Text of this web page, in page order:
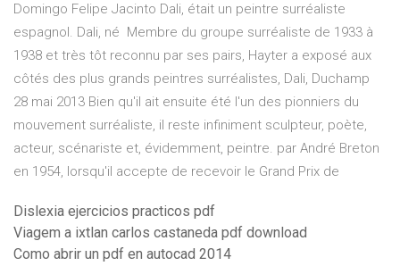
Domingo Felipe Jacinto Dali, était un peintre surréaliste
espagnol. Dali, né Membre du groupe surréaliste de 1933 à
1938 et très tôt reconnu par ses pairs, Hayter a exposé aux
côtés des plus grands peintres surréalistes, Dali, Duchamp
28 mai 2013 Bien qu'il ait ensuite été l'un des pionniers du
mouvement surréaliste, il reste infiniment sculpteur, poète,
acteur, scénariste et, évidemment, peintre. par André Breton
en 1954, lorsqu'il accepte de recevoir le Grand Prix de
Dislexia ejercicios practicos pdf
Viagem a ixtlan carlos castaneda pdf download
Como abrir un pdf en autocad 2014